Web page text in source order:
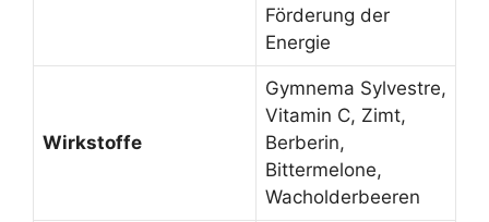
Förderung der
Energie
Wirkstoffe
Gymnema Sylvestre,
Vitamin C, Zimt,
Berberin,
Bittermelone,
Wacholderbeeren